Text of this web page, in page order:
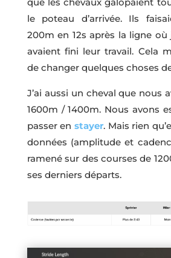
le poteau d’arrivée. Ils
200m en 12s après la ligne où
avaient fini leur travail. Cela
de changer quelques choses
J’ai aussi un cheval que nous
1600m / 1400m. Nous avons
passer enstayer. Mais rien
données (amplitude et
ramené sur des courses de
ses derniers départs.